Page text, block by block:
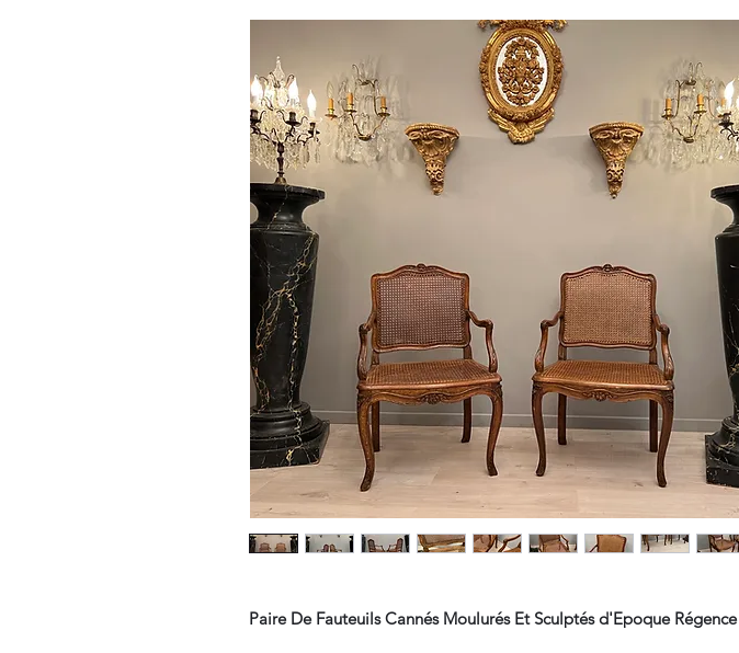
Paire De Fauteuils Cannés Moulurés Et Sculptés d'Epoque Régence